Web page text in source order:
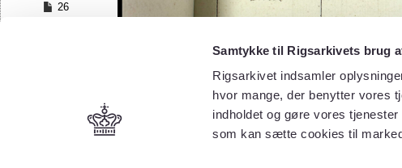
Samtykke til Rigsarkivets brug
Rigsarkivet indsamler
hvor mange, der benytter vores
indholdet og gøre vores
som kan sætte cookies til
26